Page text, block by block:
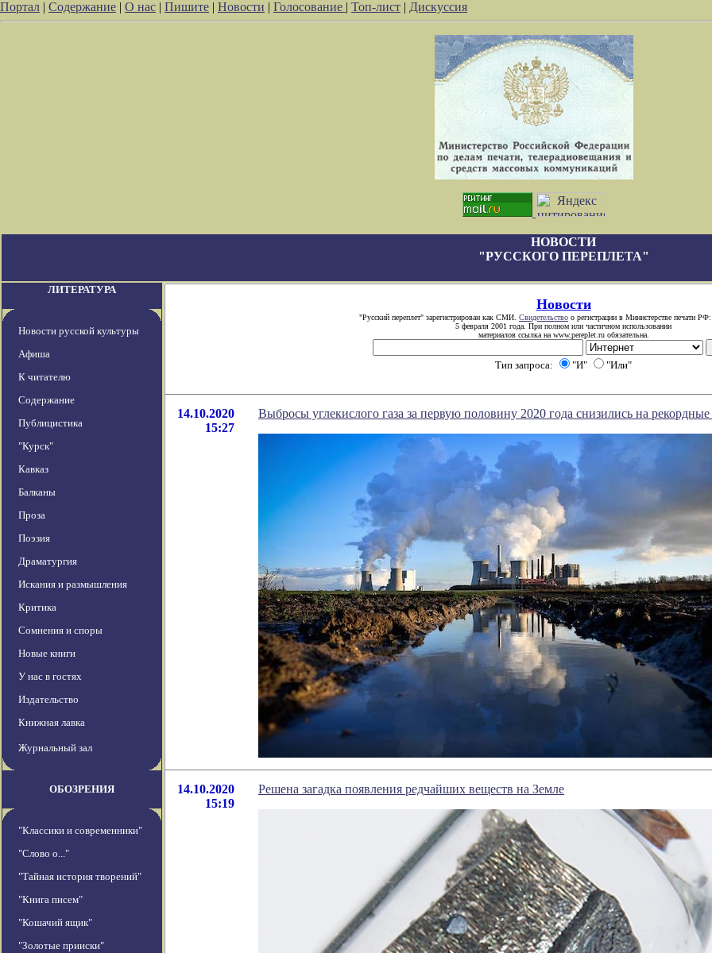
Портал | Содержание | О нас | Пишите | Новости | Голосование | Топ-лист | Дискуссия
НОВОСТИ
"РУССКОГО ПЕРЕПЛЕТА"
ЛИТЕРАТУРА
Новости русской культуры
Афиша
К читателю
Содержание
Публицистика
"Курск"
Кавказ
Балканы
Проза
Поэзия
Драматургия
Искания и размышления
Критика
Сомнения и споры
Новые книги
У нас в гостях
Издательство
Книжная лавка
Журнальный зал
ОБОЗРЕНИЯ
"Классики и современники"
"Слово о..."
"Тайная история творений"
"Книга писем"
"Кошачий ящик"
"Золотые прииски"
Новости
"Русский переплет" зарегистрирован как СМИ. Свидетельство о регистрации в Министерстве печати
5 февраля 2001 года. При полном или частичном использовании
материалов ссылка на www.pereplet.ru обязательна.
Тип запроса: "И" "Или"
14.10.2020
15:27
Выбросы углекислого газа за первую половину 2020 года снизились на
14.10.2020
15:19
Решена загадка появления редчайших веществ на Земле